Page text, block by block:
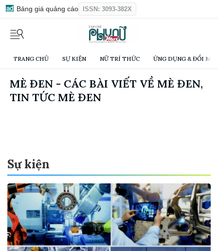
Bảng giá quảng cáo ISSN: 3093-382X
TRANG CHỦ SỰ KIỆN NỮ TRÍ THỨC ỨNG DỤNG & ĐỔI
MÈ ĐEN - CÁC BÀI VIẾT VỀ MÈ ĐEN,
TIN TỨC MÈ ĐEN
Sự kiện